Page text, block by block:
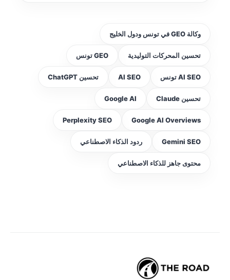
وكالة GEO في تونس ودول الخليج
تحسين المحركات التوليدية GEO تونس
AI SEO تونس AI SEO تحسين ChatGPT
تحسين Claude Google AI
Google AI Overviews
Perplexity SEO
Gemini SEO ردود الذكاء الاصطناعي
محتوى جاهز للذكاء الاصطناعي